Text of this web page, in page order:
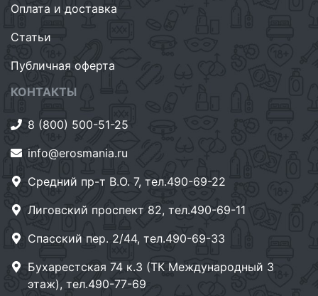
Оплата и доставка
Статьи
Публичная оферта
КОНТАКТЫ
8 (800) 500-51-25
info@erosmania.ru
Средний пр-т В.О. 7, тел.490-69-22
Лиговский проспект 82, тел.490-69-11
Спасский пер. 2/44, тел.490-69-33
Бухарестская 74 к.3 (ТК Международный 3
этаж), тел.490-77-69